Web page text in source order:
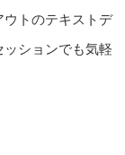
ウトのテキストデ
ションでも気軽